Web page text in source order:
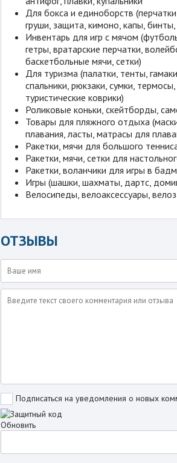
Для бокса и единоборств
груши, защита, кимоно, капы, бинты,
Инвентарь для игр с мячом
гетры, вратарские перчатки,
баскетбольные мячи, сетки)
Для туризма (палатки, тенты,
спальники, рюкзаки, сумки,
туристические коврики)
Роликовые коньки, скейтборды,
Товары для пляжного отдыха
плавания, ласты, матрасы для
Ракетки, мячи для большого
Ракетки, мячи, сетки для
Ракетки, воланчики для игры в
Игры (шашки, шахматы, дартс,
Велосипеды, велоаксессуары,
ОТЗЫВЫ
Подписаться на уведомления о новых
Обновить